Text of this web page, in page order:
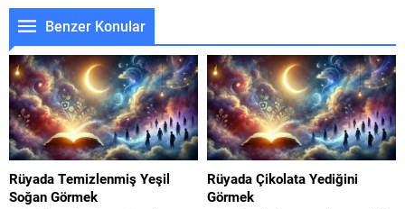
Benzer Konular
Rüyada Temizlenmiş Yeşil
Soğan Görmek
Rüyada Çikolata Yediğini
Görmek